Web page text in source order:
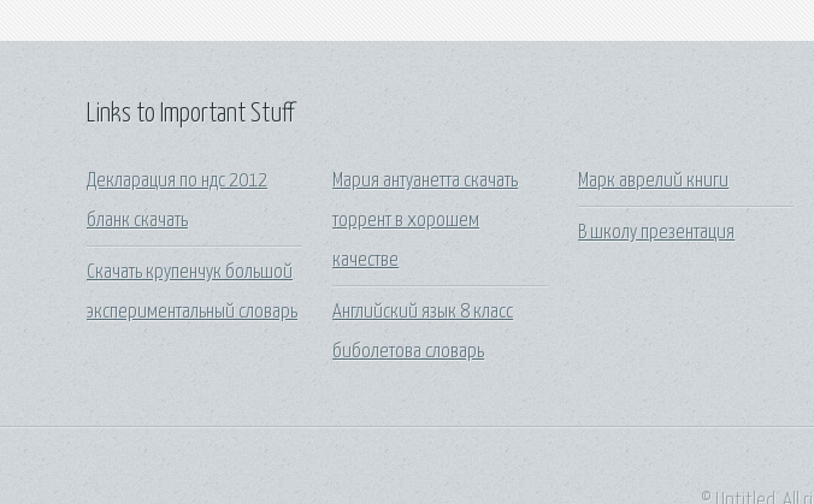
Links to Important Stuff
Декларация по ндс 2012
бланк скачать
Скачать крупенчук большой
экспериментальный словарь
Мария антуанетта скачать
торрент в хорошем
качестве
Английский язык 8 класс
биболетова словарь
Марк аврелий книги
В школу презентация